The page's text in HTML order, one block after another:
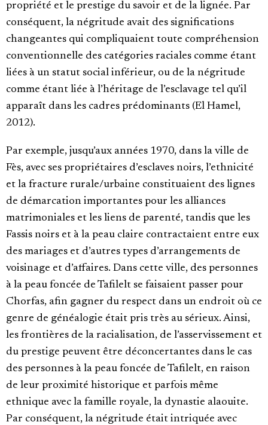
propriété et le prestige du savoir et de la lignée. Par
conséquent, la négritude avait des significations
changeantes qui compliquaient toute compréhension
conventionnelle des catégories raciales comme étant
liées à un statut social inférieur, ou de la négritude
comme étant liée à l’héritage de l’esclavage tel qu’il
apparaît dans les cadres prédominants (El Hamel,
2012).
Par exemple, jusqu’aux années 1970, dans la ville de
Fès, avec ses propriétaires d’esclaves noirs, l’ethnicité
et la fracture rurale/urbaine constituaient des lignes
de démarcation importantes pour les alliances
matrimoniales et les liens de parenté, tandis que les
Fassis noirs et à la peau claire contractaient entre eux
des mariages et d’autres types d’arrangements de
voisinage et d’affaires. Dans cette ville, des personnes
à la peau foncée de Tafilelt se faisaient passer pour
Chorfas, afin gagner du respect dans un endroit où ce
genre de généalogie était pris très au sérieux. Ainsi,
les frontières de la racialisation, de l’asservissement et
du prestige peuvent être déconcertantes dans le cas
des personnes à la peau foncée de Tafilelt, en raison
de leur proximité historique et parfois même
ethnique avec la famille royale, la dynastie alaouite.
Par conséquent, la négritude était intriquée avec